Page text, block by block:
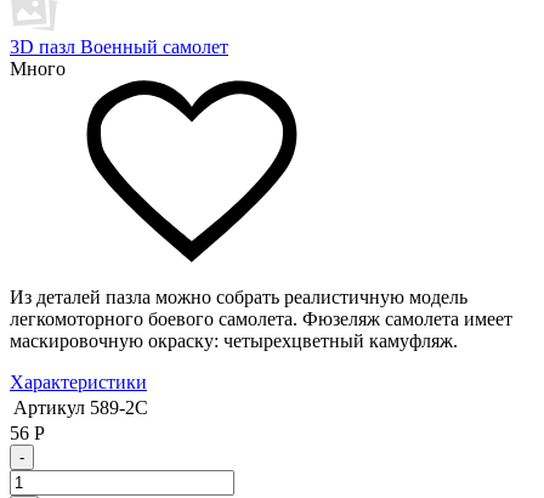
3D пазл Военный самолет
Много
Из деталей пазла можно собрать реалистичную модель
легкомоторного боевого самолета. Фюзеляж самолета имеет
маскировочную окраску: четырехцветный камуфляж.
Характеристики
Артикул 589-2C
56 Р
-